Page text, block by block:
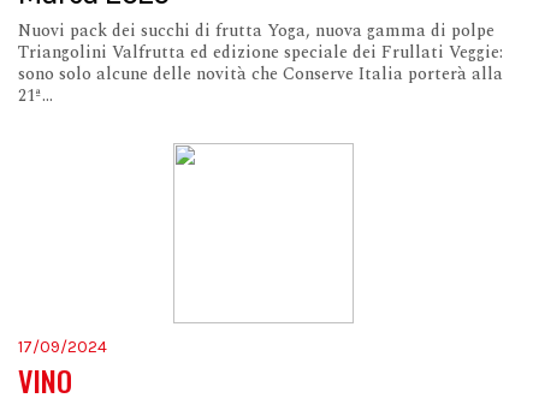
Nuovi pack dei succhi di frutta Yoga, nuova gamma di polpe
Triangolini Valfrutta ed edizione speciale dei Frullati Veggie:
sono solo alcune delle novità che Conserve Italia porterà alla
21ª...
17/09/2024
VINO